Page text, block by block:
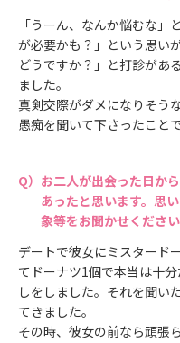
「うーん、なんか悩むな
が必要かも？」という思い
どうですか？」と打診があ
ました。
真剣交際がダメになりそう
愚痴を聞いて下さったことで
お二人が出会った日か
あったと思います。思
象等をお聞かせください
デートで彼女にミスタード
てドーナツ1個で本当は十
しをしました。それを聞い
てきました。
その時、彼女の前なら頑張